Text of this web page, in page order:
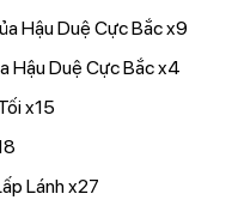
Hậu Duệ Cực Bắc x9
Hậu Duệ Cực Bắc x4
x15
Lánh x27